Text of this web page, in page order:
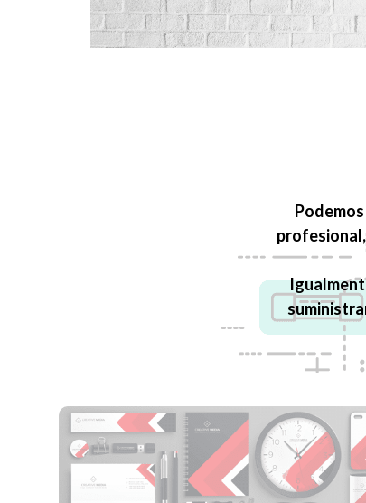
PRODUCTOS PUBLICITARIOS